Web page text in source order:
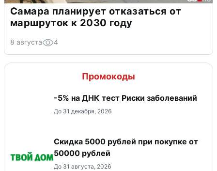
Самара планирует отказаться от
маршруток к 2030 году
8 августа 4
Промокоды
-5% на ДНК тест Риски заболеваний
До 31 декабря, 2026
Скидка 5000 рублей при покупке от
50000 рублей
До 31 августа, 2026